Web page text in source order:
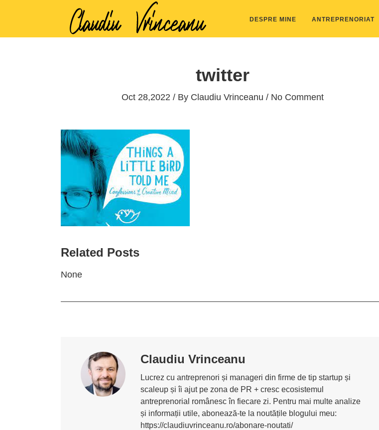
DESPRE MINE ANTREPRENORIAT
twitter
Oct 28,2022 / By Claudiu Vrinceanu / No Comment
Related Posts
None
Claudiu Vrinceanu
Lucrez cu antreprenori și manageri din firme de tip startup și
scaleup și îi ajut pe zona de PR + cresc ecosistemul
antreprenorial românesc în fiecare zi. Pentru mai multe analize
și informații utile, abonează-te la noutățile blogului meu:
https://claudiuvrinceanu.ro/abonare-noutati/